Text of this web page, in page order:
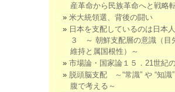
産革命から民族革命へと戦略
米大統領選、背後の闘い
日本を支配しているのは日本
３ ～ 朝鮮支配層の意識（目
維持と属国根性）～
市場論・国家論１５．21世紀
脱頭脳支配 ～“常識” や “知識”
腹で考える～